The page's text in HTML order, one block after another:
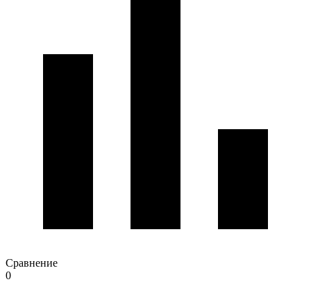
Сравнение
0